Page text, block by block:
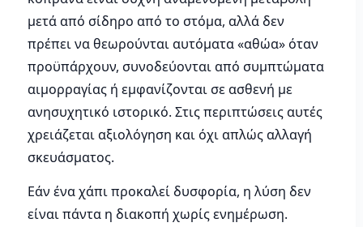
μετά από σίδηρο από το στόμα, αλλά δεν
πρέπει να θεωρούνται αυτόματα «αθώα» όταν
προϋπάρχουν, συνοδεύονται από συμπτώματα
αιμορραγίας ή εμφανίζονται σε ασθενή με
ανησυχητικό ιστορικό. Στις περιπτώσεις αυτές
χρειάζεται αξιολόγηση και όχι απλώς αλλαγή
σκευάσματος.
Εάν ένα χάπι προκαλεί δυσφορία, η λύση δεν
είναι πάντα η διακοπή χωρίς ενημέρωση.